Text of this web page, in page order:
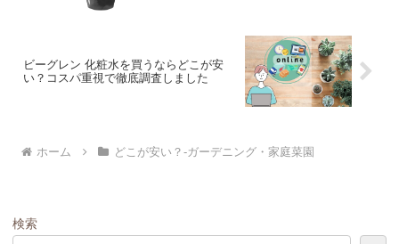
ビーグレン 化粧水を買うならどこが安
い？コスパ重視で徹底調査しました
ホーム どこが安い？-ガーデニング・家庭菜園
検索